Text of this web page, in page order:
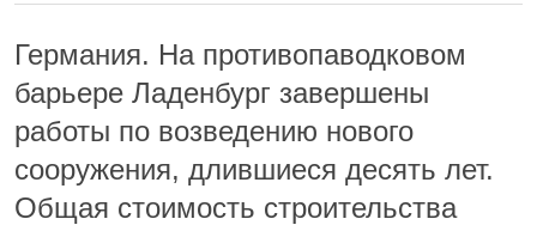
Германия. На противопаводковом
барьере Ладенбург завершены
работы по возведению нового
сооружения, длившиеся десять лет.
Общая стоимость строительства